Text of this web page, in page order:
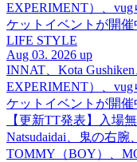
EXPERIMENT）、
ケットイベントが開催
LIFE STYLE
Aug 03. 2026 up
INNAT、Kota
EXPERIMENT）、
ケットイベントが開催
【更新TT発表】入場
Natsudaidai、鬼の右腕
TOMMY（BOY）、